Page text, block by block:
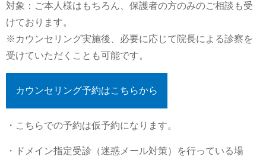
対象：ご本人様はもちろん、保護者の方のみのご相談も受
けております。
※カウンセリング実施後、必要に応じて院長による診察を
受けていただくことも可能です。
カウンセリング予約はこちらから
・こちらでの予約は仮予約になります。
・ドメイン指定受診（迷惑メール対策）を行っている場